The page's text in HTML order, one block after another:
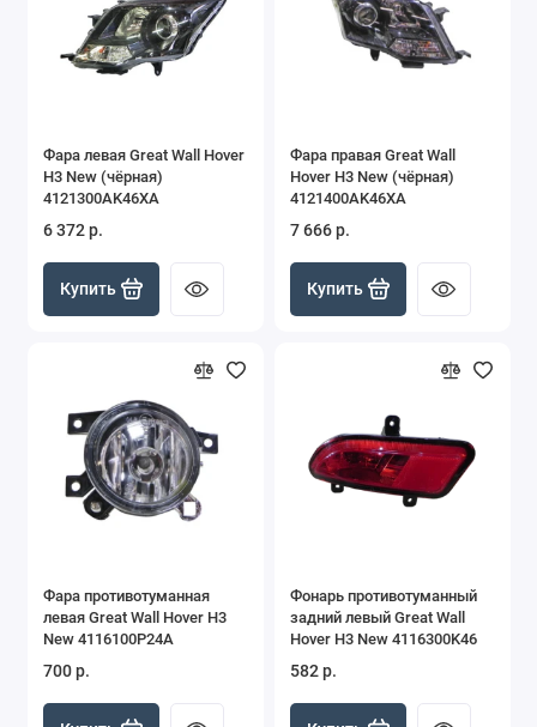
Deer
Фара левая Great Wall Hover
H3 New (чёрная)
4121300AK46XA
6 372 р.
Купить
Фара правая Great Wall
Hover H3 New (чёрная)
4121400AK46XA
7 666 р.
Купить
Фара противотуманная
левая Great Wall Hover H3
New 4116100P24A
700 р.
Фонарь противотуманный
задний левый Great Wall
Hover H3 New 4116300K46
582 р.